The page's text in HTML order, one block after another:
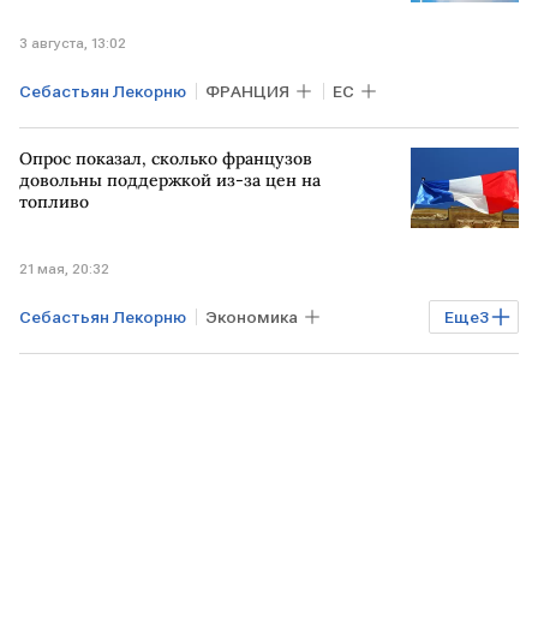
3 августа, 13:02
Себастьян Лекорню ФРАНЦИЯ ЕС
Опрос показал, сколько французов
довольны поддержкой из-за цен на
топливо
21 мая, 20:32
Еще3
Себастьян Лекорню Экономика
ФРАНЦИЯ ИРАН